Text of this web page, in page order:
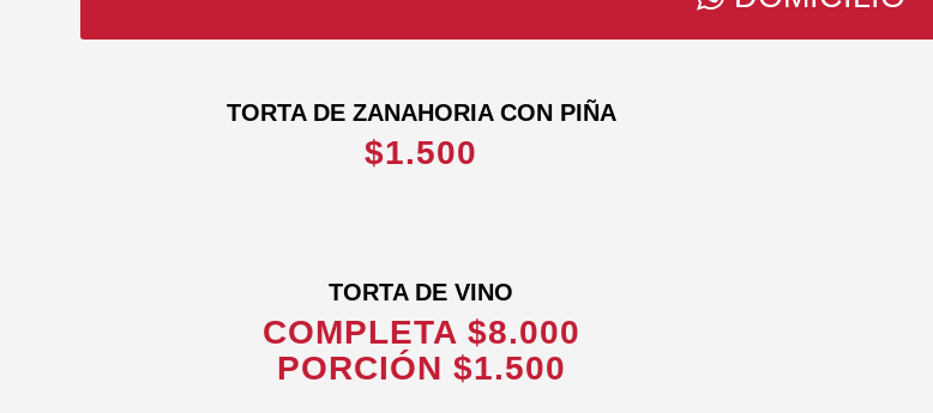
TORTA DE ZANAHORIA CON PIÑA
$1.500
TORTA DE VINO
COMPLETA $8.000
PORCIÓN $1.500